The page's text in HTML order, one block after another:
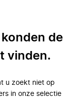
de
vinden.
u zoekt niet op
in onze selectie